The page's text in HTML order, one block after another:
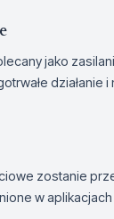
jako
zostanie
w